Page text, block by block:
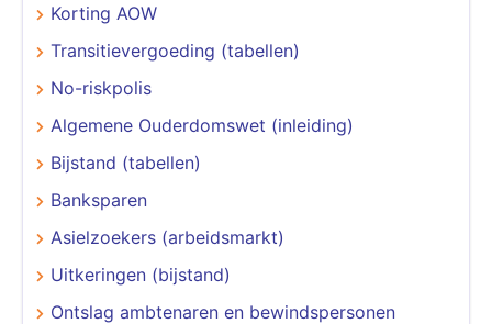
Korting AOW
Transitievergoeding (tabellen)
No-riskpolis
Algemene Ouderdomswet (inleiding)
Bijstand (tabellen)
Banksparen
Asielzoekers (arbeidsmarkt)
Uitkeringen (bijstand)
Ontslag ambtenaren en bewindspersonen